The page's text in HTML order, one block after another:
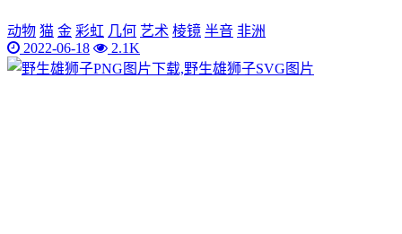
动物 猫 金 彩虹 几何 艺术 棱镜 半音 非洲
2022-06-18
2.1K